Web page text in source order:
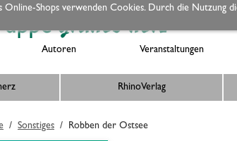
Online-Shops verwenden Cookies. Durch die Nutzung
RhinoVerlag
Autoren Veranstaltungen
/ Sonstiges / Robben der Ostsee